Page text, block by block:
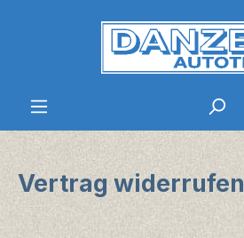
Zum Hauptinhalt springen
Vertrag widerrufen